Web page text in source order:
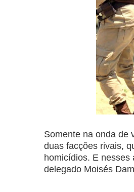
Somente na onda de
duas facções rivais,
homicídios. E nesses
delegado Moisés